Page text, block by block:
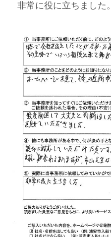
非常に役に立ちました。